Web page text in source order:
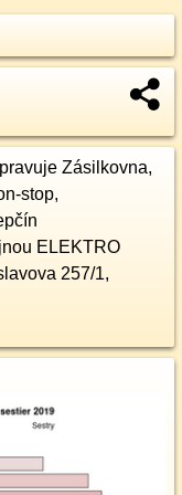
Zásilkovna,
stop,
ELEKTRO
257/1,